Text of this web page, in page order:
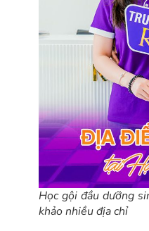
Học gội đầu dưỡng
khảo nhiều địa chỉ